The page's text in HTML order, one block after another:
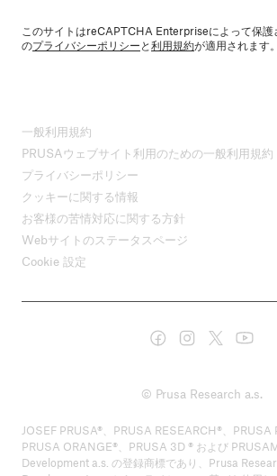
このサイトはreCAPTCHA Enterpriseによって保護
のプライバシーポリシーと利用規約が適用されます。
一般利用規約
PRUSAウェブサイト利用のための一般利用規約
プライバシーポリシー
クッキーに関する情報
お客様の苦情対応に関する方針
Webサイトのステータスページ
Cookie 設定
© Prusa Research a.s.
JOSEF PRUSA®、PRUSA RESEARCH®、PRUSA
PRUSA ORANGE®、PRUSA 3D ® および
Development a.s. の登録商標であり、Prusa